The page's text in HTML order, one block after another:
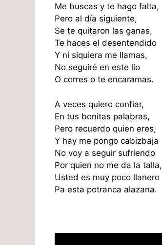
Me buscas y te hago falta,
Pero al día siguiente,
Se te quitaron las ganas,
Te haces el desentendido
Y ni siquiera me llamas,
No seguiré en este lio
O corres o te encaramas.
A veces quiero confiar,
En tus bonitas palabras,
Pero recuerdo quien eres,
Y hay me pongo cabizbaja
No voy a seguir sufriendo
Por quien no me da la talla,
Usted es muy poco llanero
Pa esta potranca alazana.